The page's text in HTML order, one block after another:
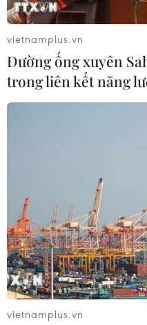
vietnamplus.vn
Đường ống xuyên
trong liên kết năng
vietnamplus.vn